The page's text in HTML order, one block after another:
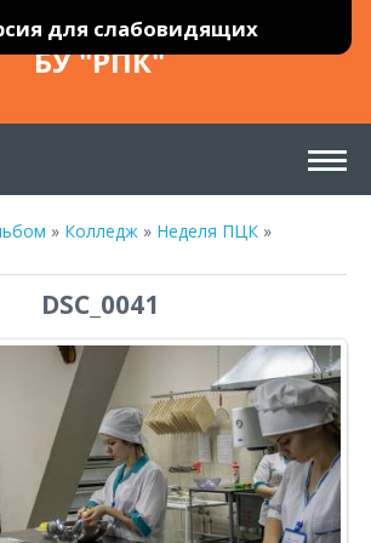
для слабовидящих
БУ "РПК"
» Колледж » Неделя ПЦК »
DSC_0041